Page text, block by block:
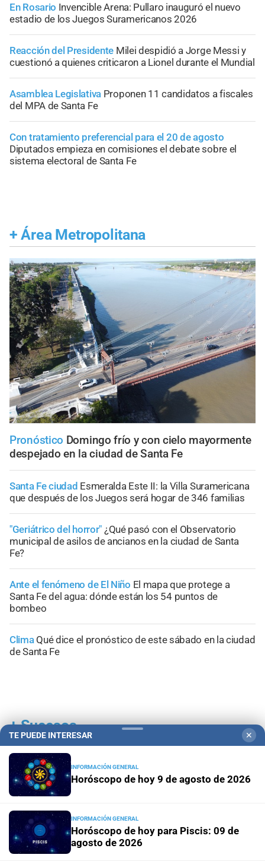
En Rosario Invencible Arena: Pullaro inauguró el nuevo
estadio de los Juegos Suramericanos 2026
Reacción del Presidente Milei despidió a Jorge Messi y
cuestionó a quienes criticaron a Lionel durante el Mundial
Asamblea Legislativa Proponen 11 candidatos a fiscales
del MPA de Santa Fe
Con tratamiento preferencial para el 20 de agosto
Diputados empieza en comisiones el debate sobre el
sistema electoral de Santa Fe
+ Área Metropolitana
Pronóstico Domingo frío y con cielo mayormente
despejado en la ciudad de Santa Fe
Santa Fe ciudad Esmeralda Este II: la Villa Suramericana
que después de los Juegos será hogar de 346 familias
"Geriátrico del horror" ¿Qué pasó con el Observatorio
municipal de asilos de ancianos en la ciudad de Santa
Fe?
Ante el fenómeno de El Niño El mapa que protege a
Santa Fe del agua: dónde están los 54 puntos de
bombeo
Clima Qué dice el pronóstico de este sábado en la ciudad
de Santa Fe
+Sucesos
TE PUEDE INTERESAR ✕
INFORMACIÓN GENERAL
Horóscopo de hoy 9 de agosto de 2026
INFORMACIÓN GENERAL
Horóscopo de hoy para Piscis: 09 de
agosto de 2026